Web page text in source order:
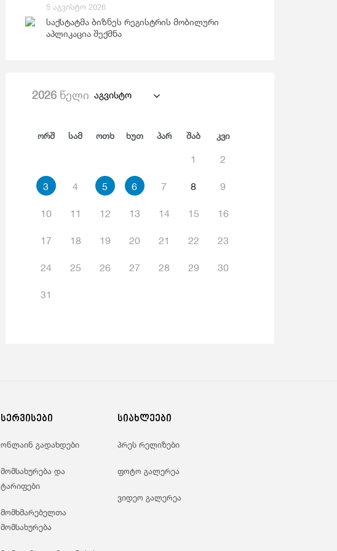
Ჯანდაცვა Და Სოციალური Უზრუნველყოფა
5 აგვისტო 2026
საქსტატმა ბიზნეს რეგისტრის მობილური
აპლიკაცია შექმნა
2026წელი აგვისტო
Ორშ Სამ Ოთხ Ხუთ Პარ Შაბ Კვი
1 2
3 4 5 6 7 8 9
10 11 12 13 14 15 16
17 18 19 20 21 22 23
24 25 26 27 28 29 30
31
სერვისები
ონლაინ გადახდები
მომსახურება და
ტარიფები
მომხმარებელთა
მომსახურება
სიახლეები
პრეს რელიზები
ფოტო გალერეა
ვიდეო გალერეა